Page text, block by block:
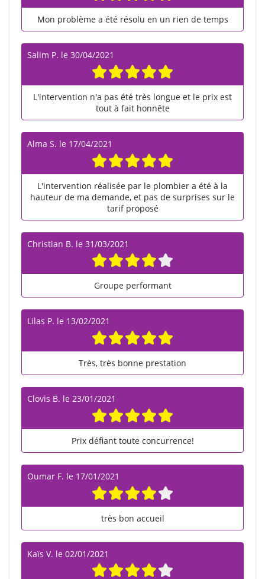
Mon problème a été résolu en un rien de temps
Salim P. le 30/04/2021
L'intervention n'a pas été très longue et le prix est
tout à fait honnête
Alma S. le 17/04/2021
L'intervention réalisée par le plombier a été à la
hauteur de ma demande, et pas de surprises sur le
tarif proposé
Christian B. le 31/03/2021
Groupe performant
Lilas P. le 13/02/2021
Très, très bonne prestation
Clovis B. le 23/01/2021
Prix défiant toute concurrence!
Oumar F. le 17/01/2021
très bon accueil
Kaïs V. le 02/01/2021